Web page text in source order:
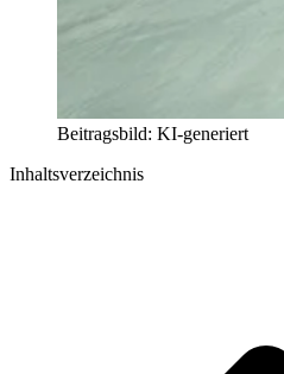
Beitragsbild: KI-generiert
Inhaltsverzeichnis